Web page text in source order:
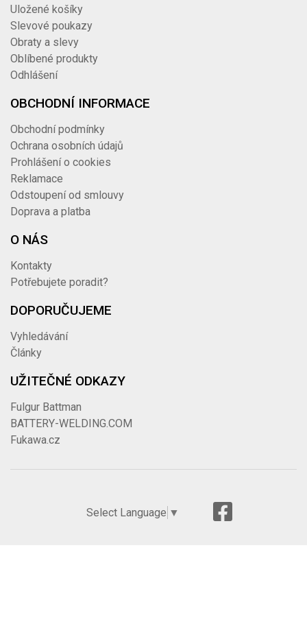
Uložené košíky
Slevové poukazy
Obraty a slevy
Oblíbené produkty
Odhlášení
OBCHODNÍ INFORMACE
Obchodní podmínky
Ochrana osobních údajů
Prohlášení o cookies
Reklamace
Odstoupení od smlouvy
Doprava a platba
O NÁS
Kontakty
Potřebujete poradit?
DOPORUČUJEME
Vyhledávání
Články
UŽITEČNÉ ODKAZY
Fulgur Battman
BATTERY-WELDING.COM
Fukawa.cz
Select Language ▼